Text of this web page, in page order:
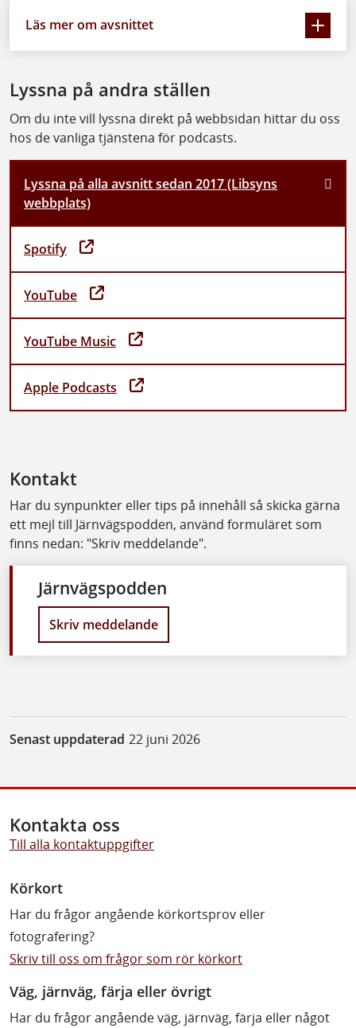
Läs mer om avsnittet
Lyssna på andra ställen
Om du inte vill lyssna direkt på webbsidan hittar du oss
hos de vanliga tjänstena för podcasts.
Lyssna på alla avsnitt sedan 2017 (Libsyns
webbplats)
Spotify
YouTube
YouTube Music
Apple Podcasts
Kontakt
Har du synpunkter eller tips på innehåll så skicka gärna
ett mejl till Järnvägspodden, använd formuläret som
finns nedan: "Skriv meddelande".
Järnvägspodden
Skriv meddelande
Senast uppdaterad 22 juni 2026
Kontakta oss
Till alla kontaktuppgifter
Körkort
Har du frågor angående körkortsprov eller
fotografering?
Skriv till oss om frågor som rör körkort
Väg, järnväg, färja eller övrigt
Har du frågor angående väg, järnväg, färja eller något